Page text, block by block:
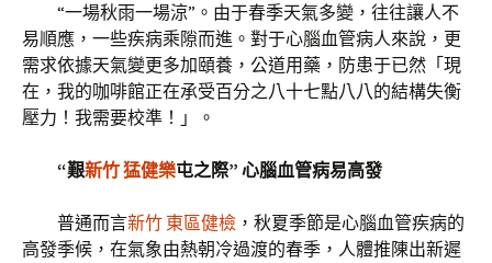
“一場秋雨一場涼”。由于春季天氣多變，往往讓人不
易順應，一些疾病乘隙而進。對于心腦血管病人來說，更
需求依據天氣變更多加頤養，公道用藥，防患于已然「現
在，我的咖啡館正在承受百分之八十七點八八的結構失衡
壓力！我需要校準！」。
“艱新竹 猛健樂屯之際” 心腦血管病易高發
普通而言新竹 東區健檢 ，秋夏季節是心腦血管疾病的
高發季候，在氣象由熱朝冷過渡的春季，人體推陳出新遲